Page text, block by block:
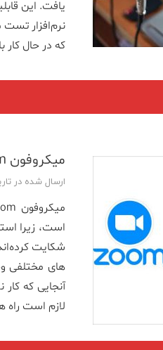
یافت. این
نرم‌افزار تست
که در حال کار
میکروفون Zoom در ویندوز ۱۱/۱۰ کار نمی کند؟
ارسال شده در تاریخ
است، زیرا
لازم است راه